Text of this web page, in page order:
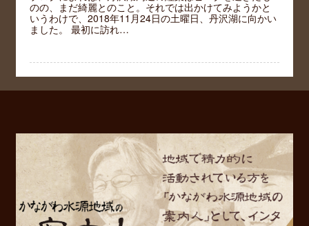
のの、まだ綺麗とのこと。それでは出かけてみようかと
いうわけで、2018年11月24日の土曜日、丹沢湖に向かい
ました。 最初に訪れ…